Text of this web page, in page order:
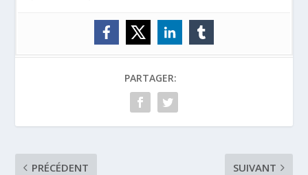
PARTAGER:
PRÉCÉDENT SUIVANT